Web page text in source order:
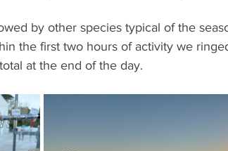
by other species typical of the
the first two hours of activity we
at the end of the day.